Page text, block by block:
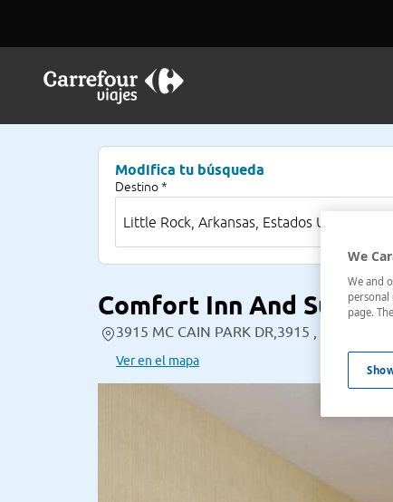
Modifica tu búsqueda
Destino *
Comfort Inn And
3915 MC CAIN PARK DR,3915 , Little Rock,
Ver en el mapa
We
We and
personal
page.